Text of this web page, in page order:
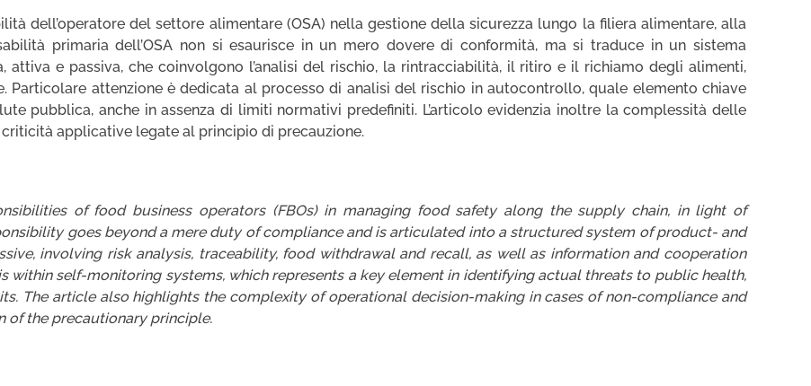
dell’operatore del settore alimentare (OSA) nella gestione della sicurezza lungo la filiera alimentare, alla
primaria dell’OSA non si esaurisce in un mero dovere di conformità, ma si traduce in un sistema
e passiva, che coinvolgono l’analisi del rischio, la rintracciabilità, il ritiro e il richiamo degli alimenti,
Particolare attenzione è dedicata al processo di analisi del rischio in autocontrollo, quale elemento chiave
pubblica, anche in assenza di limiti normativi predefiniti. L’articolo evidenzia inoltre la complessità delle
applicative legate al principio di precauzione.
of food business operators (FBOs) in managing food safety along the supply chain, in light of
goes beyond a mere duty of compliance and is articulated into a structured system of product- and
involving risk analysis, traceability, food withdrawal and recall, as well as information and cooperation
within self-monitoring systems, which represents a key element in identifying actual threats to public health,
The article also highlights the complexity of operational decision-making in cases of non-compliance and
of the precautionary principle.